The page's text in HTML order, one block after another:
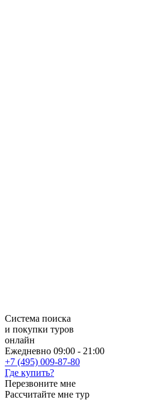
Система поиска
и покупки туров
онлайн
Ежедневно 09:00 - 21:00
+7 (495) 009-87-80
Где купить?
Перезвоните мне
Рассчитайте мне тур